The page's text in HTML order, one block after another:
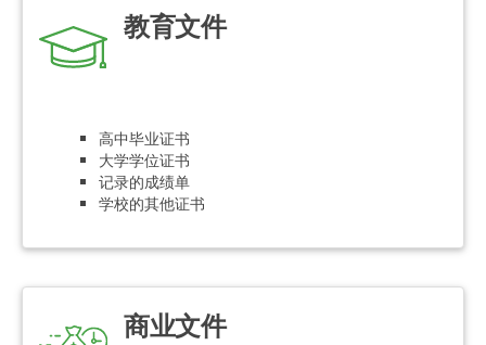
教育文件
高中毕业证书
大学学位证书
记录的成绩单
学校的其他证书
商业文件